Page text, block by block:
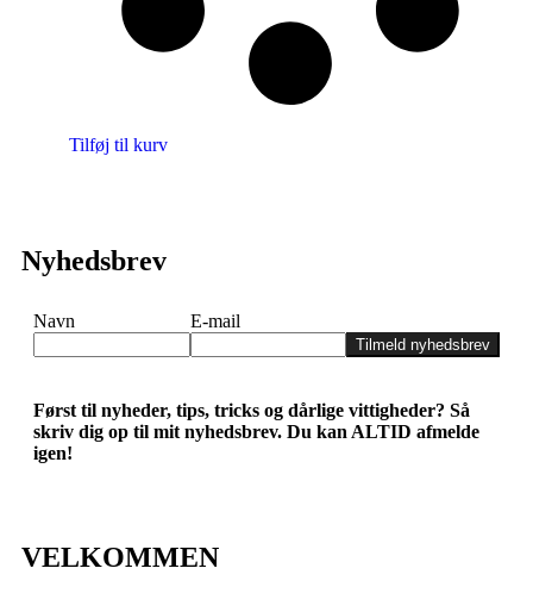
Tilføj til kurv
Nyhedsbrev
Navn E-mail
Tilmeld nyhedsbrev
Først til nyheder, tips, tricks og dårlige vittigheder? Så
skriv dig op til mit nyhedsbrev. Du kan ALTID afmelde
igen!
VELKOMMEN